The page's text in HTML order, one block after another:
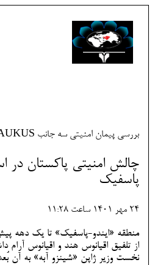
بررسی پیمان امنیتی سه جانب AUKUS
چالش امنیتی پاکستان در
پاسفیک
24 مهر 1401 ساعت 11:28
منطقه «ایندو-پاسفیک» تا یک دهه
نخست وزیر ژاپن «شینزو آبه» به آن